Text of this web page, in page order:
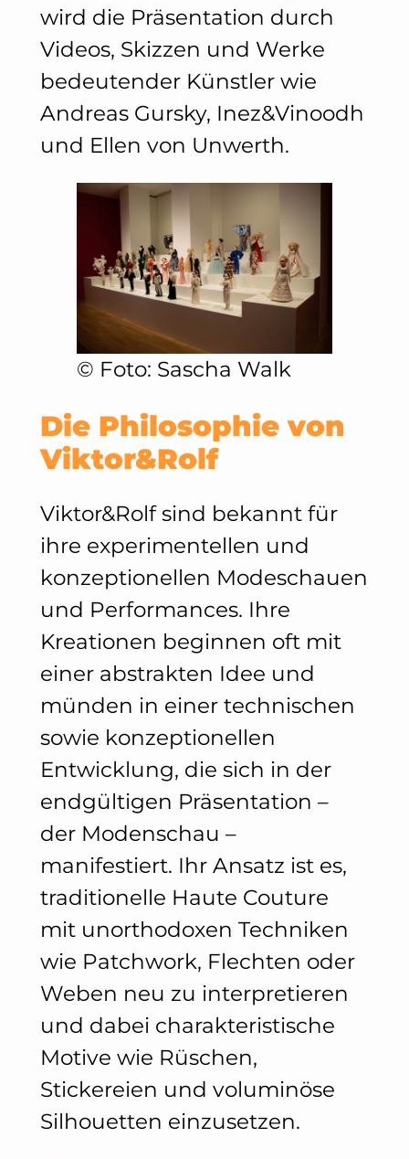
wird die Präsentation durch
Videos, Skizzen und Werke
bedeutender Künstler wie
Andreas Gursky, Inez&Vinoodh
und Ellen von Unwerth.
©️ Foto: Sascha Walk
Die Philosophie von
Viktor&Rolf
Viktor&Rolf sind bekannt für
ihre experimentellen und
konzeptionellen Modeschauen
und Performances. Ihre
Kreationen beginnen oft mit
einer abstrakten Idee und
münden in einer technischen
sowie konzeptionellen
Entwicklung, die sich in der
endgültigen Präsentation –
der Modenschau –
manifestiert. Ihr Ansatz ist es,
traditionelle Haute Couture
mit unorthodoxen Techniken
wie Patchwork, Flechten oder
Weben neu zu interpretieren
und dabei charakteristische
Motive wie Rüschen,
Stickereien und voluminöse
Silhouetten einzusetzen.